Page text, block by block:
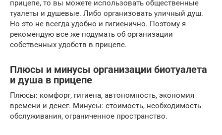
прицепе, то вы можете использовать общественные
туалеты и душевые. Либо организовать уличный душ.
Но это не всегда удобно и гигиенично. Поэтому я
рекомендую все же подумать об организации
собственных удобств в прицепе.
Плюсы и минусы организации биотуалета
и душа в прицепе
Плюсы: комфорт, гигиена, автономность, экономия
времени и денег. Минусы: стоимость, необходимость
обслуживания, ограниченное пространство.